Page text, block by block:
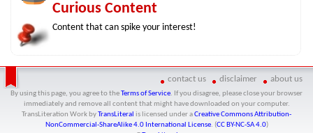
Curious Content
Content that can spike your interest!
contact us disclaimer about us
By using this page, you agree to theTerms of Service. If you disagree, please close your browser
immediately and remove all content that might have downloaded on your computer.
TransLiteration Work byTransLiteral is licensed under aCreative Commons Attribution-
NonCommercial-ShareAlike 4.0 International License. (CC BY-NC-SA 4.0)